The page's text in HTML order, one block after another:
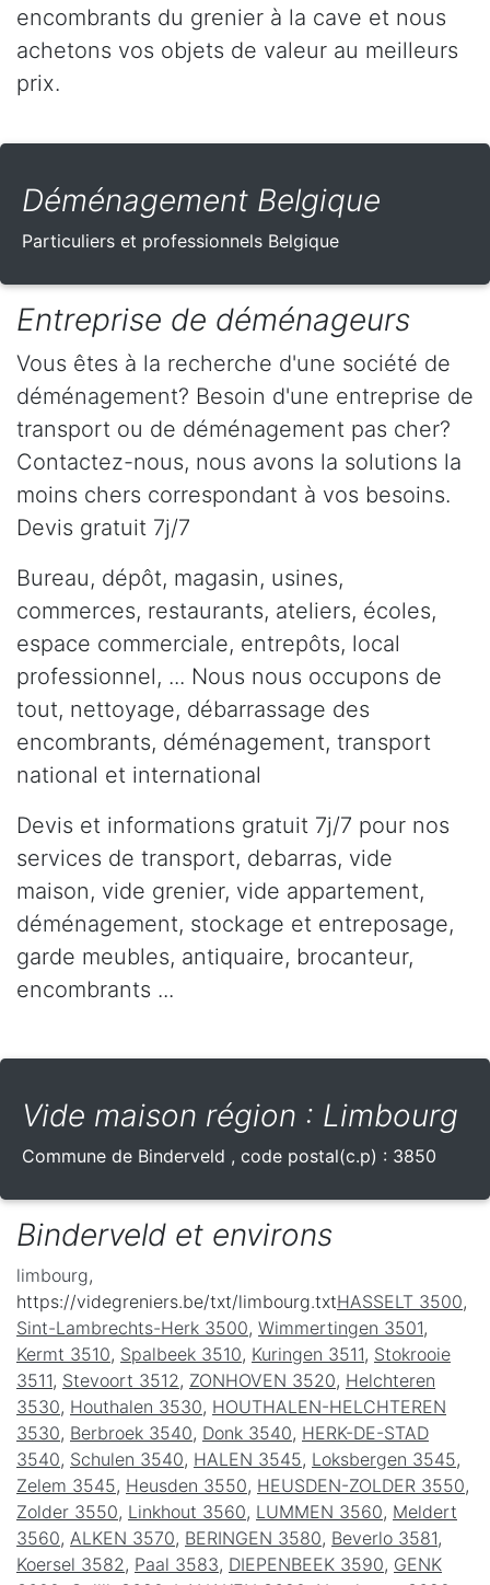
encombrants du grenier à la cave et nous
achetons vos objets de valeur au meilleurs
prix.
Déménagement Belgique
Particuliers et professionnels Belgique
Entreprise de déménageurs
Vous êtes à la recherche d'une société de
déménagement? Besoin d'une entreprise de
transport ou de déménagement pas cher?
Contactez-nous, nous avons la solutions la
moins chers correspondant à vos besoins.
Devis gratuit 7j/7
Bureau, dépôt, magasin, usines,
commerces, restaurants, ateliers, écoles,
espace commerciale, entrepôts, local
professionnel, ... Nous nous occupons de
tout, nettoyage, débarrassage des
encombrants, déménagement, transport
national et international
Devis et informations gratuit 7j/7 pour nos
services de transport, debarras, vide
maison, vide grenier, vide appartement,
déménagement, stockage et entreposage,
garde meubles, antiquaire, brocanteur,
encombrants ...
Vide maison région : Limbourg
Commune de Binderveld , code postal(c.p) : 3850
Binderveld et environs
limbourg,
https://videgreniers.be/txt/limbourg.txtHASSELT 3500,
Sint-Lambrechts-Herk 3500, Wimmertingen 3501,
Kermt 3510, Spalbeek 3510, Kuringen 3511, Stokrooie
3511, Stevoort 3512 , ZONHOVEN 3520, Helchteren
3530, Houthalen 3530, HOUTHALEN-HELCHTEREN
3530, Berbroek 3540, Donk 3540, HERK-DE-STAD
3540, Schulen 3540, HALEN 3545, Loksbergen 3545,
Zelem 3545, Heusden 3550, HEUSDEN-ZOLDER 3550,
Zolder 3550, Linkhout 3560, LUMMEN 3560, Meldert
3560, ALKEN 3570, BERINGEN 3580, Beverlo 3581,
Koersel 3582 , Paal 3583, DIEPENBEEK 3590, GENK